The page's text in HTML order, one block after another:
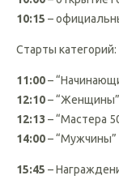
08:00-10:45
–
– открытие
10:15–
Старты категорий:
–
– “Женщины”
– “Мастера
14:00 – “Мужчины”